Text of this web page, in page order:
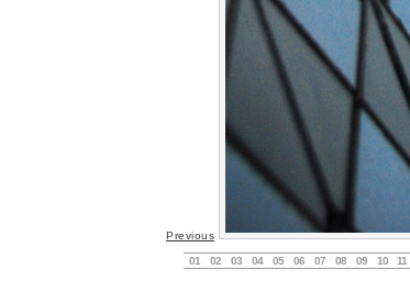
Previous
01 02 03 04 05 06 07 08 09 10 11